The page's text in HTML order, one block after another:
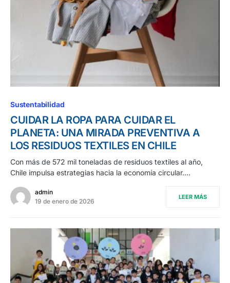
Sustentabilidad
CUIDAR LA ROPA PARA CUIDAR EL
PLANETA: UNA MIRADA PREVENTIVA A
LOS RESIDUOS TEXTILES EN CHILE
Con más de 572 mil toneladas de residuos textiles al año,
Chile impulsa estrategias hacia la economía circular.…
admin
19 de enero de 2026
LEER MÁS